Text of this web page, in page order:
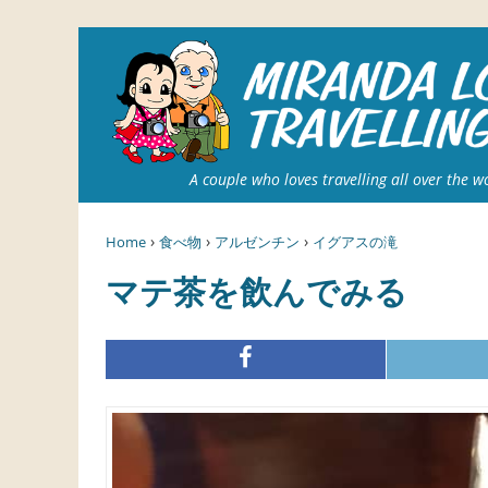
A couple who loves travelling all over the
Home › 食べ物 › アルゼンチン › イグアスの滝
マテ茶を飲んでみる